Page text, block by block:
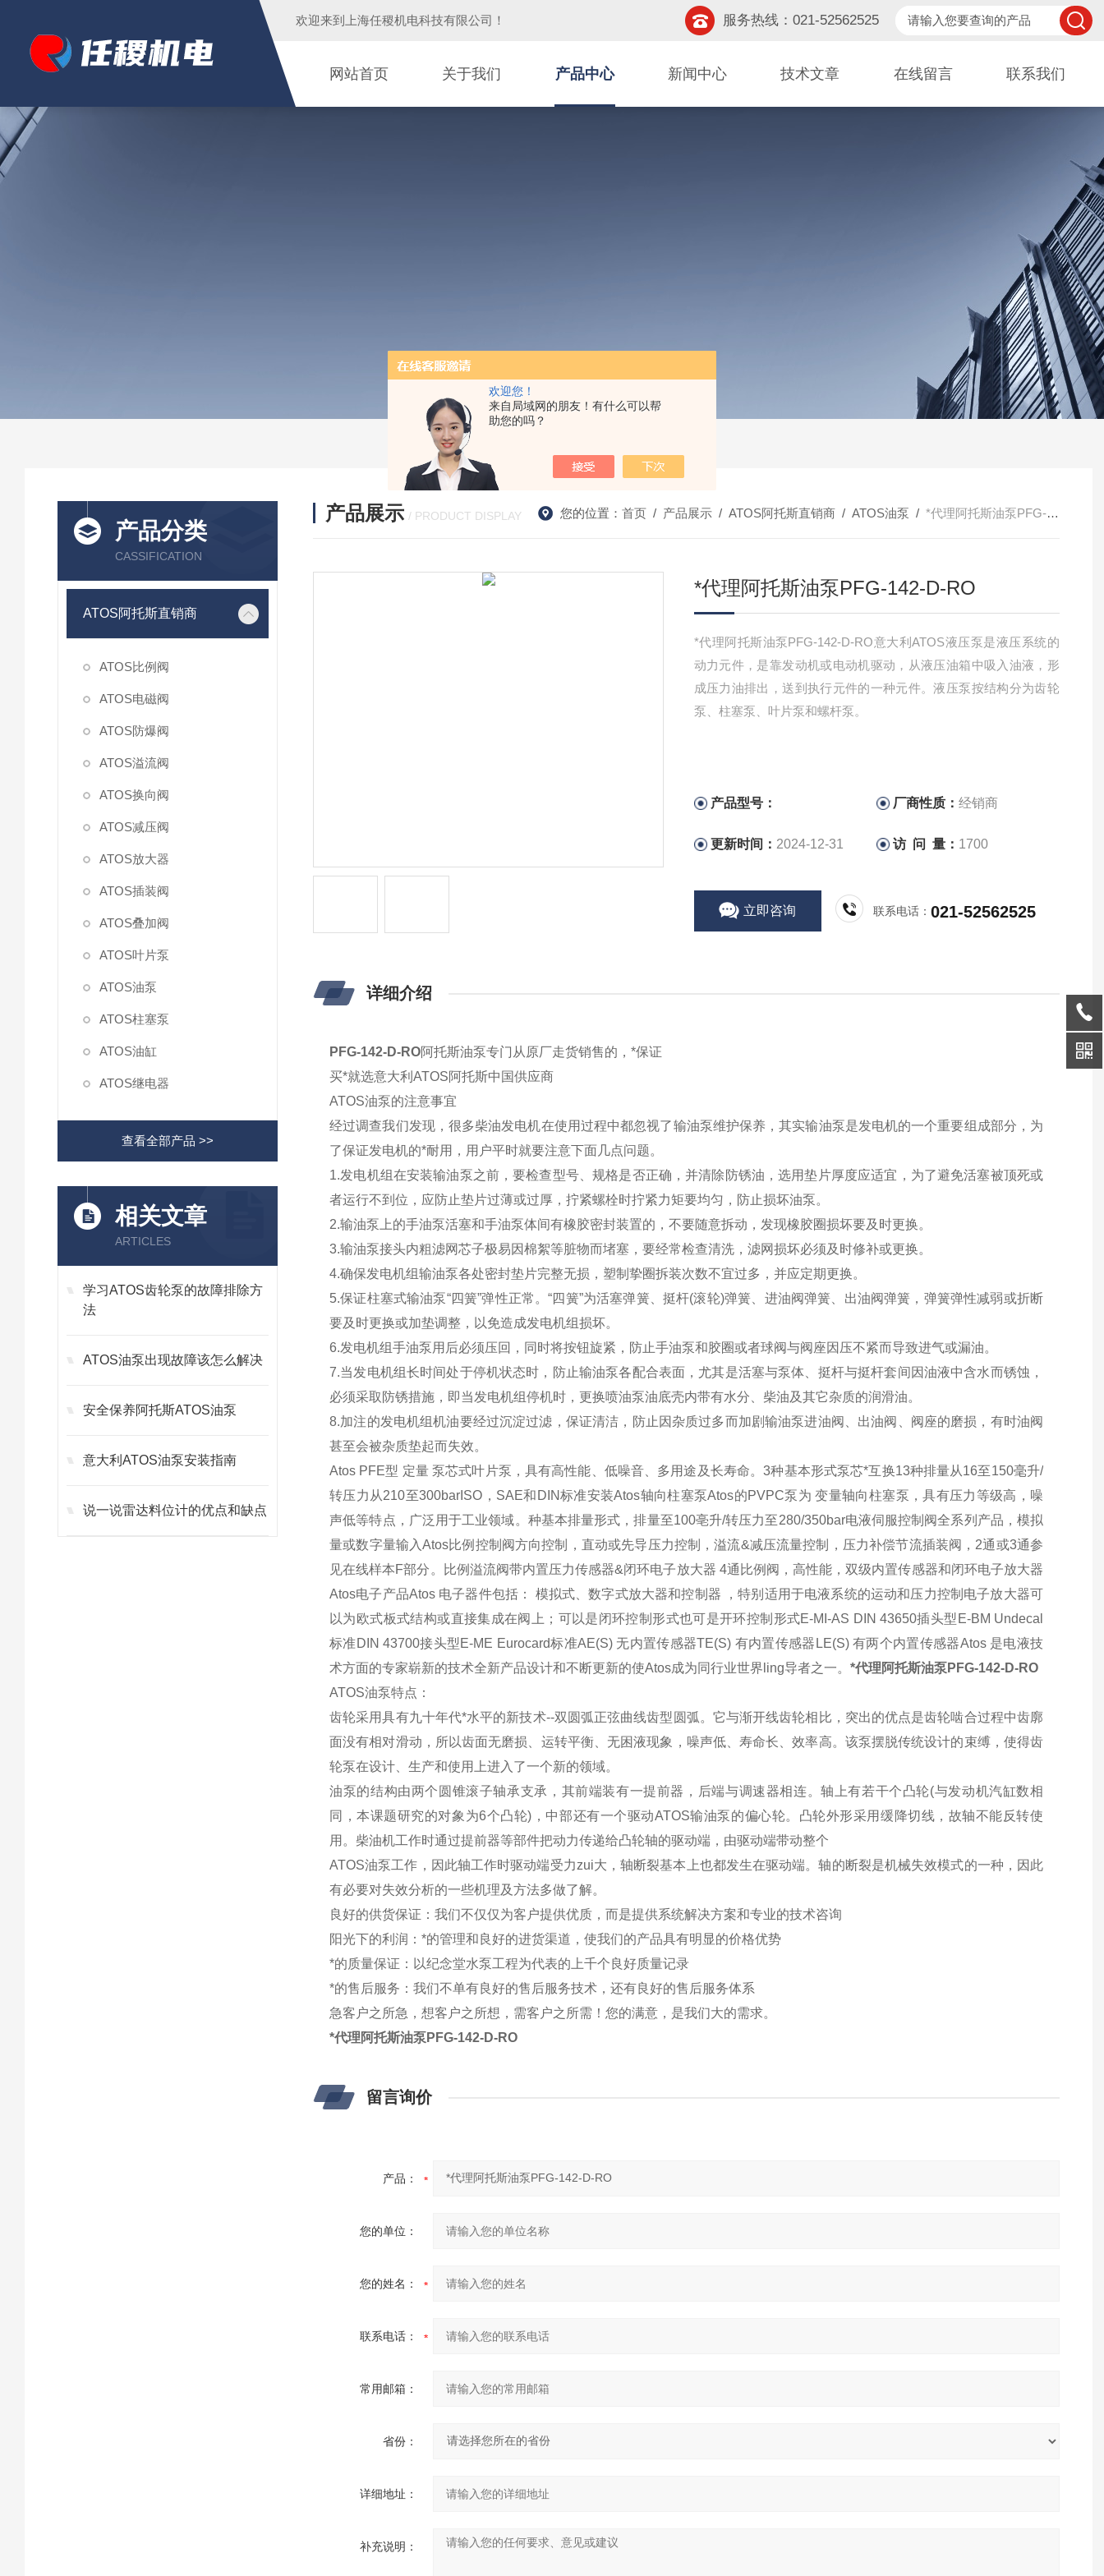
欢迎您！
来自局域网的朋友！有什么可以帮
助您的吗？
欢迎来到 上海任稷机电科技有限公司 ！ 服务热线：021-52562525
网站首页 关于我们 产品中心 新闻中心 技术文章 在线留言 联系我们
产品分类
CASSIFICATION
ATOS阿托斯直销商
ATOS比例阀
ATOS电磁阀
ATOS防爆阀
ATOS溢流阀
ATOS换向阀
ATOS减压阀
ATOS放大器
ATOS插装阀
ATOS叠加阀
ATOS叶片泵
ATOS油泵
ATOS柱塞泵
ATOS油缸
ATOS继电器
查看全部产品 >>
相关文章
ARTICLES
学习ATOS齿轮泵的故障排除方
法
ATOS油泵出现故障该怎么解决
安全保养阿托斯ATOS油泵
意大利ATOS油泵安装指南
说一说雷达料位计的优点和缺点
产品展示 / PRODUCT DISPLAY 您的位置： 首页/ 产品展示/ ATOS阿托斯直销商/ ATOS油泵 / *代理阿托斯油泵PFG-142-D-RO
*代理阿托斯油泵PFG-142-D-RO
*代理阿托斯油泵PFG-142-D-RO意大利ATOS液压泵是液压系统的
动力元件，是靠发动机或电动机驱动，从液压油箱中吸入油液，形
成压力油排出，送到执行元件的一种元件。液压泵按结构分为齿轮
泵、柱塞泵、叶片泵和螺杆泵。
产品型号： 厂商性质：经销商
更新时间： 2024-12-31 访 问 量： 1700
立即咨询 联系电话：021-52562525
详细介绍
PFG-142-D-RO阿托斯油泵专门从原厂走货销售的，*保证
买*就选意大利ATOS阿托斯中国供应商
ATOS油泵的注意事宜
经过调查我们发现，很多柴油发电机在使用过程中都忽视了输油泵维护保养，其实输油泵是发电机的一个重要组成部分，为
了保证发电机的*耐用，用户平时就要注意下面几点问题。
1.发电机组在安装输油泵之前，要检查型号、规格是否正确，并清除防锈油，选用垫片厚度应适宜，为了避免活塞被顶死或
者运行不到位，应防止垫片过薄或过厚，拧紧螺栓时拧紧力矩要均匀，防止损坏油泵。
2.输油泵上的手油泵活塞和手油泵体间有橡胶密封装置的，不要随意拆动，发现橡胶圈损坏要及时更换。
3.输油泵接头内粗滤网芯子极易因棉絮等脏物而堵塞，要经常检查清洗，滤网损坏必须及时修补或更换。
4.确保发电机组输油泵各处密封垫片完整无损，塑制挚圈拆装次数不宜过多，并应定期更换。
5.保证柱塞式输油泵“四簧”弹性正常。“四簧”为活塞弹簧、挺杆(滚轮)弹簧、进油阀弹簧、出油阀弹簧，弹簧弹性减弱或折断
要及时更换或加垫调整，以免造成发电机组损坏。
6.发电机组手油泵用后必须压回，同时将按钮旋紧，防止手油泵和胶圈或者球阀与阀座因压不紧而导致进气或漏油。
7.当发电机组长时间处于停机状态时，防止输油泵各配合表面，尤其是活塞与泵体、挺杆与挺杆套间因油液中含水而锈蚀，
必须采取防锈措施，即当发电机组停机时，更换喷油泵油底壳内带有水分、柴油及其它杂质的润滑油。
8.加注的发电机组机油要经过沉淀过滤，保证清洁，防止因杂质过多而加剧输油泵进油阀、出油阀、阀座的磨损，有时油阀
甚至会被杂质垫起而失效。
Atos PFE型 定量 泵芯式叶片泵，具有高性能、低噪音、多用途及长寿命。3种基本形式泵芯*互换13种排量从16至150毫升/
转压力从210至300barISO，SAE和DIN标准安装Atos轴向柱塞泵Atos的PVPC泵为 变量轴向柱塞泵，具有压力等级高，噪
声低等特点，广泛用于工业领域。种基本排量形式，排量至100亳升/转压力至280/350bar电液伺服控制阀全系列产品，模拟
量或数字量输入Atos比例控制阀方向控制，直动或先导压力控制，溢流&减压流量控制，压力补偿节流插装阀，2通或3通参
见在线样本F部分。比例溢流阀带内置压力传感器&闭环电子放大器 4通比例阀，高性能，双级内置传感器和闭环电子放大器
Atos电子产品Atos 电子器件包括： 模拟式、数字式放大器和控制器 ，特别适用于电液系统的运动和压力控制电子放大器可
以为欧式板式结构或直接集成在阀上；可以是闭环控制形式也可是开环控制形式E-MI-AS DIN 43650插头型E-BM Undecal
标准DIN 43700接头型E-ME Eurocard标准AE(S) 无内置传感器TE(S) 有内置传感器LE(S) 有两个内置传感器Atos 是电液技
术方面的专家崭新的技术全新产品设计和不断更新的使Atos成为同行业世界ling导者之一。*代理阿托斯油泵PFG-142-D-RO
ATOS油泵特点：
齿轮采用具有九十年代*水平的新技术--双圆弧正弦曲线齿型圆弧。它与渐开线齿轮相比，突出的优点是齿轮啮合过程中齿廓
面没有相对滑动，所以齿面无磨损、运转平衡、无困液现象，噪声低、寿命长、效率高。该泵摆脱传统设计的束缚，使得齿
轮泵在设计、生产和使用上进入了一个新的领域。
油泵的结构由两个圆锥滚子轴承支承，其前端装有一提前器，后端与调速器相连。轴上有若干个凸轮(与发动机汽缸数相
同，本课题研究的对象为6个凸轮)，中部还有一个驱动ATOS输油泵的偏心轮。凸轮外形采用缓降切线，故轴不能反转使
用。柴油机工作时通过提前器等部件把动力传递给凸轮轴的驱动端，由驱动端带动整个
ATOS油泵工作，因此轴工作时驱动端受力zui大，轴断裂基本上也都发生在驱动端。轴的断裂是机械失效模式的一种，因此
有必要对失效分析的一些机理及方法多做了解。
良好的供货保证：我们不仅仅为客户提供优质，而是提供系统解决方案和专业的技术咨询
阳光下的利润：*的管理和良好的进货渠道，使我们的产品具有明显的价格优势
*的质量保证：以纪念堂水泵工程为代表的上千个良好质量记录
*的售后服务：我们不单有良好的售后服务技术，还有良好的售后服务体系
急客户之所急，想客户之所想，需客户之所需！您的满意，是我们大的需求。
*代理阿托斯油泵PFG-142-D-RO
留言询价
产品：
您的单位：
您的姓名：
联系电话：
常用邮箱：
省份：
详细地址：
补充说明：